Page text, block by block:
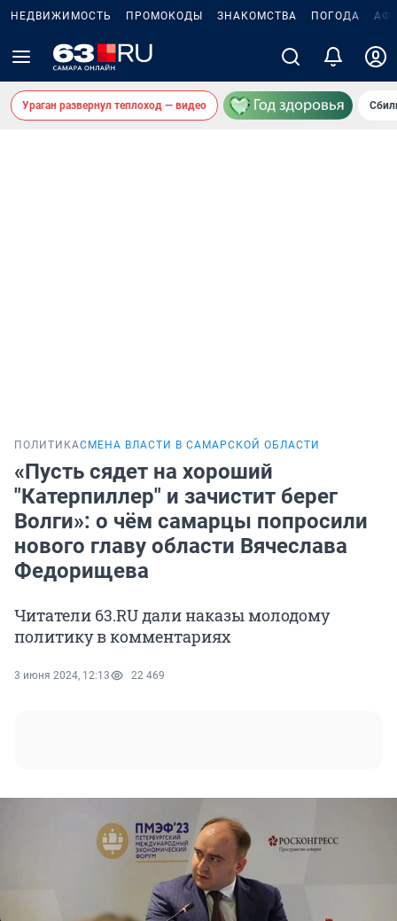
НЕДВИЖИМОСТЬ ПРОМОКОДЫ ЗНАКОМСТВА ПОГОДА
Ураган развернул теплоход — видео
ПОЛИТИКАСМЕНА ВЛАСТИ В САМАРСКОЙ ОБЛАСТИ
«Пусть сядет на хороший
"Катерпиллер" и зачистит берег
Волги»: о чём самарцы попросили
нового главу области Вячеслава
Федорищева
Читатели 63.RU дали наказы молодому
политику в комментариях
3 июня 2024, 12:13 22 469